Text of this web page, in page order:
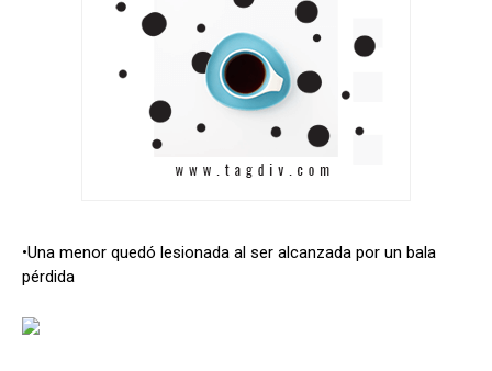
•Una menor quedó lesionada al ser alcanzada por un bala
pérdida